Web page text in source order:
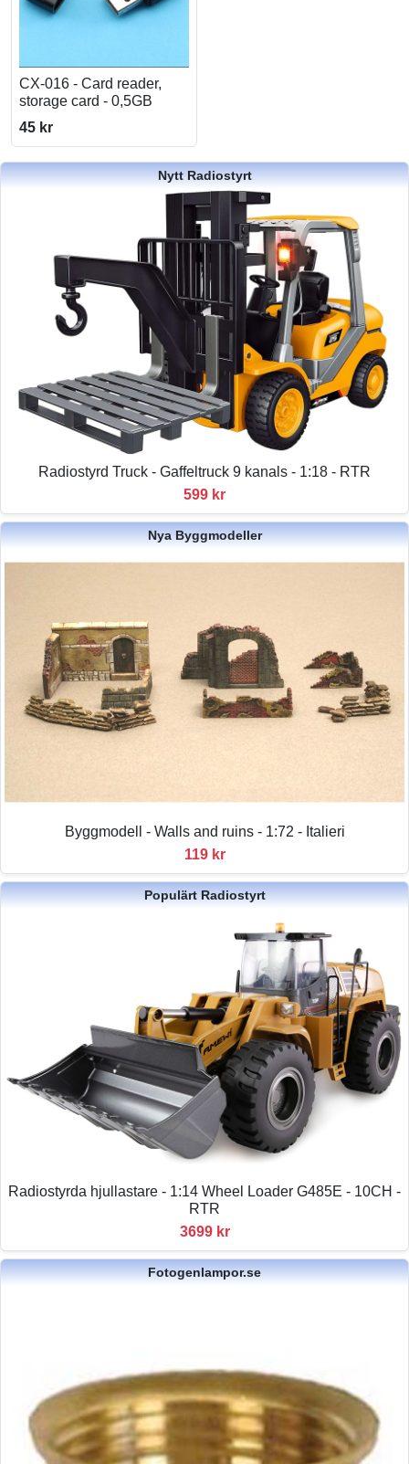
CX-016 - Card reader,
storage card - 0,5GB
45 kr
Nytt Radiostyrt
Radiostyrd Truck - Gaffeltruck 9 kanals - 1:18 - RTR
599 kr
Nya Byggmodeller
Byggmodell - Walls and ruins - 1:72 - Italieri
119 kr
Populärt Radiostyrt
Radiostyrda hjullastare - 1:14 Wheel Loader G485E - 10CH -
RTR
3699 kr
Fotogenlampor.se